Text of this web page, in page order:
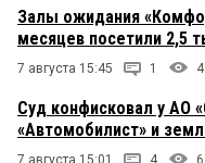
Залы ожидания
месяцев посетили 2,5
7 августа 15:45 1
Суд конфисковал у АО
«Автомобилист» и